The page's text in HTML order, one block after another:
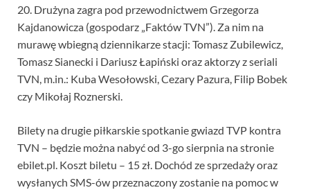
20. Drużyna zagra pod przewodnictwem Grzegorza
Kajdanowicza (gospodarz „Faktów TVN”). Za nim na
murawę wbiegną dziennikarze stacji: Tomasz Zubilewicz,
Tomasz Sianecki i Dariusz Łapiński oraz aktorzy z seriali
TVN, m.in.: Kuba Wesołowski, Cezary Pazura, Filip Bobek
czy Mikołaj Roznerski.
Bilety na drugie piłkarskie spotkanie gwiazd TVP kontra
TVN – będzie można nabyć od 3-go sierpnia na stronie
ebilet.pl. Koszt biletu – 15 zł. Dochód ze sprzedaży oraz
wysłanych SMS-ów przeznaczony zostanie na pomoc w